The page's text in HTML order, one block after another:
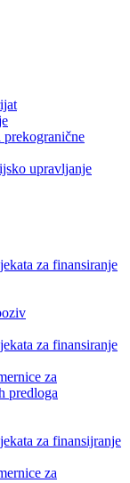
upravljanje
za finansiranje
za finansiranje
za
predloga
za finansijranje
za